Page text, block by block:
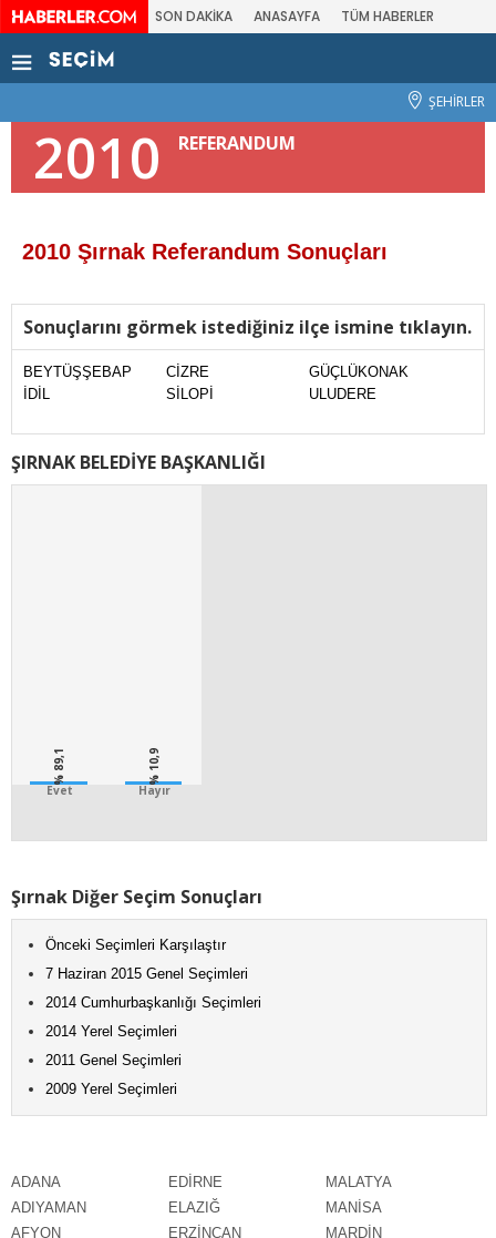
SON DAKİKA ANASAYFA TÜM HABERLER
ŞEHİRLER
2010 REFERANDUM
2010 Şırnak Referandum Sonuçları
ADANA
ADIYAMAN
AFYON
EDİRNE
ELAZIĞ
ERZİNCAN
MALATYA
MANİSA
MARDİN
Sonuçlarını görmek istediğiniz ilçe ismine tıklayın.
BEYTÜŞŞEBAP CİZRE
GÜÇLÜKONAK
İDİL
SİLOPİ ULUDERE
ŞIRNAK BELEDİYE BAŞKANLIĞI
% 89,1
Evet
% 10,9
Hayır
Şırnak Diğer Seçim Sonuçları
Önceki Seçimleri Karşılaştır
7 Haziran 2015 Genel Seçimleri
2014 Cumhurbaşkanlığı Seçimleri
2014 Yerel Seçimleri
2011 Genel Seçimleri
2009 Yerel Seçimleri